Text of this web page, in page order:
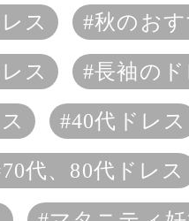
ス #秋のお
ス #長袖の
#40代ドレス
代、80代ドレス